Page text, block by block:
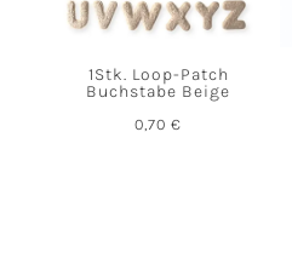
1Stk. Loop-Patch
Buchstabe Beige
0,70€